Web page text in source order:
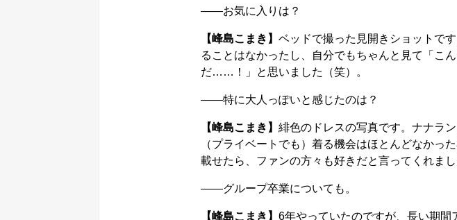
――お気に入りは？
【峰島こまき】 ベッドで撮った見開きショットで
ることはなかったし、自分でもちゃんと見て「こ
だ……！」と思いました（笑）。
――特に大人っぽいと感じたのは？
【峰島こまき】 緋色のドレスの写真です。ナナラ
（プライベートでも）着る機会はほとんどなかっ
載せたら、ファンの方々も好きだと言ってくれまし
――グループ卒業についても。
【峰島こまき】 6年やっていたのですが、長い期間